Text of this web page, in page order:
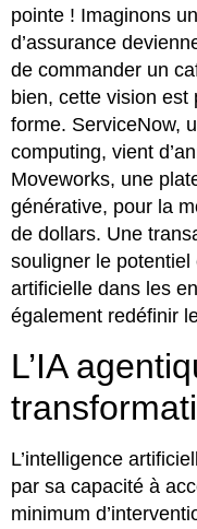
pointe ! Imaginons
d’assurance
de commander un
bien, cette vision
forme. ServiceNow,
computing, vient
Moveworks, une
générative, pour la
de dollars. Une
souligner le potentiel
artificielle dans les
également redéfinir
L’IA
L’intelligence
par sa capacité à
minimum